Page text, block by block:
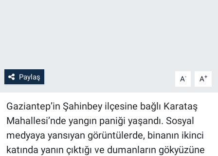
Paylaş A- A+
Gaziantep’in Şahinbey ilçesine bağlı Karataş
Mahallesi’nde yangın paniği yaşandı. Sosyal
medyaya yansıyan görüntülerde, binanın ikinci
katında yanın çıktığı ve dumanların gökyüzüne